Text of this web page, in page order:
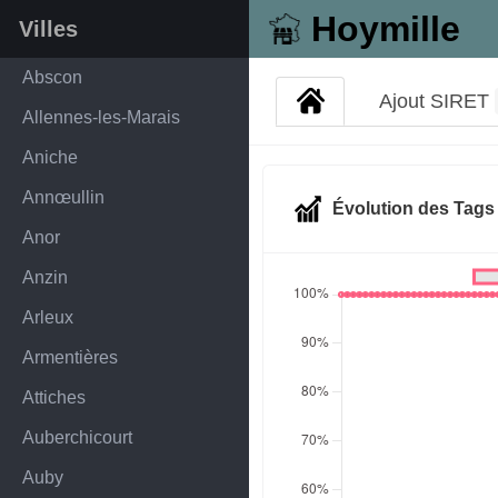
Hoymille
Villes
Abscon
Allennes-les-Marais
Aniche
Annœullin
Anor
Anzin
Arleux
Armentières
Attiches
Auberchicourt
Auby
Ajout SIRET
Évolution des